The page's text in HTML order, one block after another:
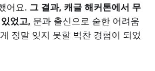
어요. 그 결과, 캐글 해커톤에서 무
었고, 문과 출신으로 숱한 어려움
정말 잊지 못할 벅찬 경험이 되었